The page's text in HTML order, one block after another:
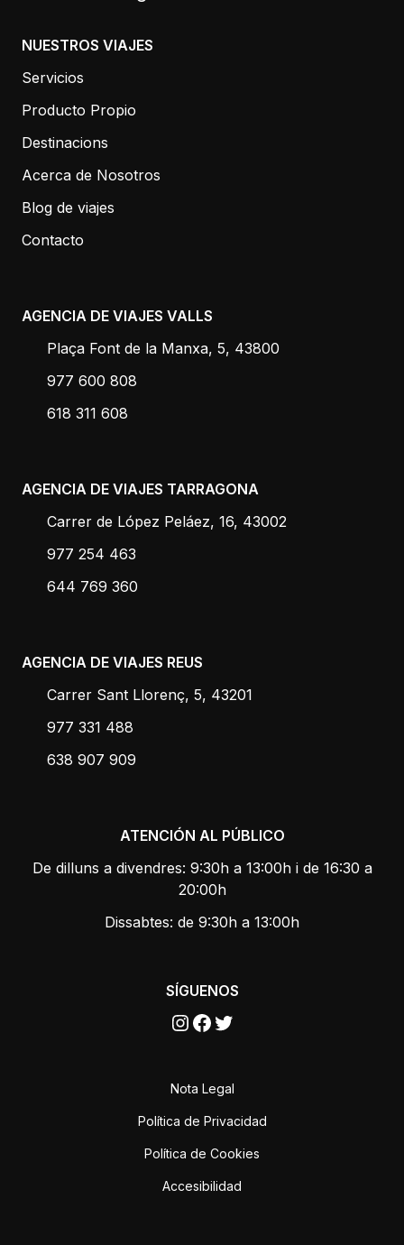
NUESTROS VIAJES
Servicios
Producto Propio
Destinacions
Acerca de Nosotros
Blog de viajes
Contacto
AGENCIA DE VIAJES VALLS
Plaça Font de la Manxa, 5, 43800
977 600 808
618 311 608
AGENCIA DE VIAJES TARRAGONA
Carrer de López Peláez, 16, 43002
977 254 463
644 769 360
AGENCIA DE VIAJES REUS
Carrer Sant Llorenç, 5, 43201
977 331 488
638 907 909
ATENCIÓN AL PÚBLICO
De dilluns a divendres: 9:30h a 13:00h i de 16:30 a
20:00h
Dissabtes: de 9:30h a 13:00h
SÍGUENOS
Instagram
Facebook
Twitter
Nota Legal
Política de Privacidad
Política de Cookies
Accesibilidad